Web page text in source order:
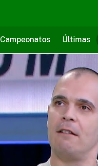
Campeonatos Últimas